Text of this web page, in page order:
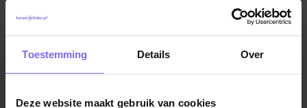
Toestemming Details Over
Deze website maakt gebruik van cookies
Bij Philadelphia Zorg bieden we jou de ideale mix van
flexibiliteit en zekerheid. Als Flex Begeleider werk je
een hecht team.
FWG35 min. € 2.597,- en max. € 3.635,-